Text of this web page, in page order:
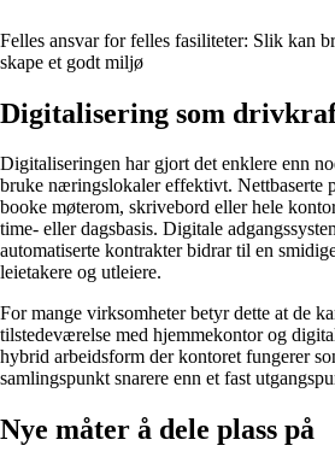
Felles ansvar for felles fasiliteter: Slik kan
skape et godt miljø
Digitalisering som
Digitaliseringen har gjort det enklere enn
bruke næringslokaler effektivt. Nettbaserte
booke møterom, skrivebord eller hele
time- eller dagsbasis. Digitale
automatiserte kontrakter bidrar til en
leietakere og utleiere.
For mange virksomheter betyr dette at de
tilstedeværelse med hjemmekontor og
hybrid arbeidsform der kontoret fungerer
samlingspunkt snarere enn et fast
Nye måter å dele plass på